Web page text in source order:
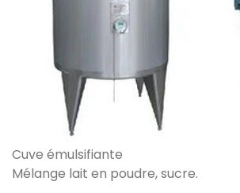
Cuve émulsifiante
Mélange lait en poudre, sucre.